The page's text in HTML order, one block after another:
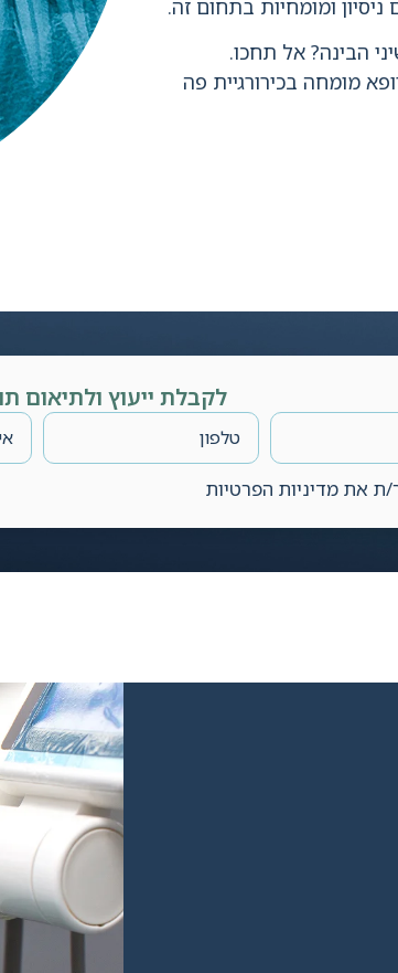
ומומחיות בתחום זה.
הבינה? אל תחכו.
מומחה בכירורגיית פה
לקבלת ייעוץ ולתיאום
ת את מדיניות הפרטיות